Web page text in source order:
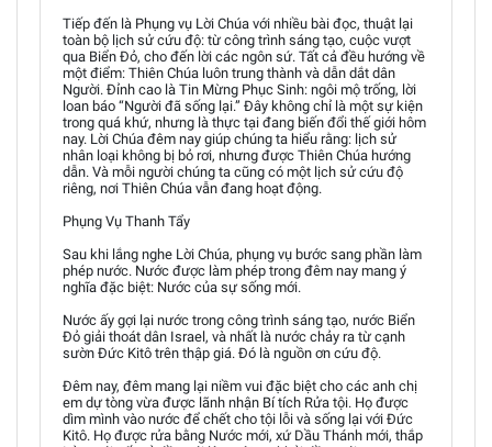
Tiếp đến là Phụng vụ Lời Chúa với nhiều bài đọc, thuật lại
toàn bộ lịch sử cứu độ: từ công trình sáng tạo, cuộc vượt
qua Biển Đỏ, cho đến lời các ngôn sứ. Tất cả đều hướng về
một điểm: Thiên Chúa luôn trung thành và dẫn dắt dân
Người. Đỉnh cao là Tin Mừng Phục Sinh: ngôi mộ trống, lời
loan báo “Người đã sống lại.” Đây không chỉ là một sự kiện
trong quá khứ, nhưng là thực tại đang biến đổi thế giới hôm
nay. Lời Chúa đêm nay giúp chúng ta hiểu rằng: lịch sử
nhân loại không bị bỏ rơi, nhưng được Thiên Chúa hướng
dẫn. Và mỗi người chúng ta cũng có một lịch sử cứu độ
riêng, nơi Thiên Chúa vẫn đang hoạt động.
Phụng Vụ Thanh Tẩy
Sau khi lắng nghe Lời Chúa, phụng vụ bước sang phần làm
phép nước. Nước được làm phép trong đêm nay mang ý
nghĩa đặc biệt: Nước của sự sống mới.
Nước ấy gợi lại nước trong công trình sáng tạo, nước Biển
Đỏ giải thoát dân Israel, và nhất là nước chảy ra từ cạnh
sườn Đức Kitô trên thập giá. Đó là nguồn ơn cứu độ.
Đêm nay, đêm mang lại niềm vui đặc biệt cho các anh chị
em dự tòng vừa được lãnh nhận Bí tích Rửa tội. Họ được
dìm mình vào nước để chết cho tội lỗi và sống lại với Đức
Kitô. Họ được rửa bằng Nước mới, xứ Dầu Thánh mới, thắp